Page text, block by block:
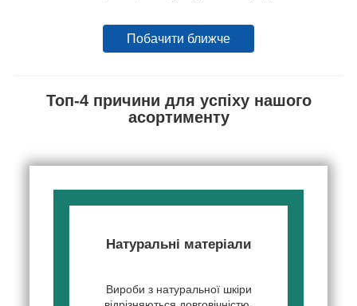
Побачити ближче
Топ-4 причини для успіху нашого
асортименту
Натуральні матеріали
Вироби з натуральної шкіри